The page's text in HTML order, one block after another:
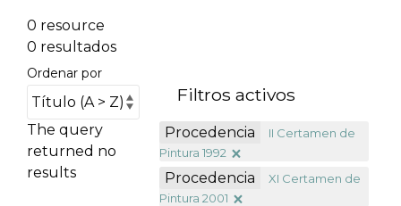
0 resource
0 resultados
Ordenar por
The query
returned no
results
Filtros activos
Procedencia
II Certamen de
Pintura 1992
Procedencia
XI Certamen de
Pintura 2001